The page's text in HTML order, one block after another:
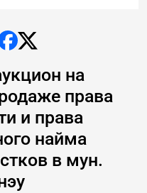
на
права
и права
найма
в мун.